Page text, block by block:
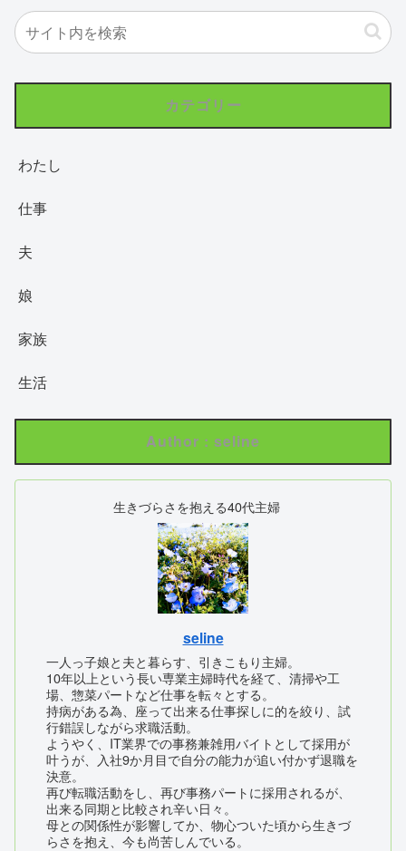
カテゴリー
わたし
仕事
夫
娘
家族
生活
Author : seline
生きづらさを抱える40代主婦
seline
一人っ子娘と夫と暮らす、引きこもり主婦。
10年以上という長い専業主婦時代を経て、清掃や工
場、惣菜パートなど仕事を転々とする。
持病がある為、座って出来る仕事探しに的を絞り、試
行錯誤しながら求職活動。
ようやく、IT業界での事務兼雑用バイトとして採用が
叶うが、入社9か月目で自分の能力が追い付かず退職を
決意。
再び転職活動をし、再び事務パートに採用されるが、
出来る同期と比較され辛い日々。
母との関係性が影響してか、物心ついた頃から生きづ
らさを抱え、今も尚苦しんでいる。